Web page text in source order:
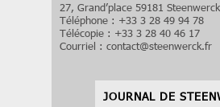
27, Grand’place 59181 Steenwerck
Téléphone : +33 3 28 49 94 78
Télécopie : +33 3 28 40 46 17
Courriel : contact@steenwerck.fr
JOURNAL DE